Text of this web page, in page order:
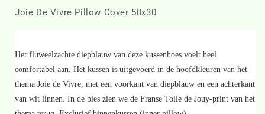
Joie De Vivre Pillow Cover 50x30
Het fluweelzachte diepblauw van deze kussenhoes voelt heel
comfortabel aan. Het kussen is uitgevoerd in de hoofdkleuren van het
thema Joie de Vivre, met een voorkant van diepblauw en een achterkant
van wit linnen. In de bies zien we de Franse Toile de Jouy-print van het